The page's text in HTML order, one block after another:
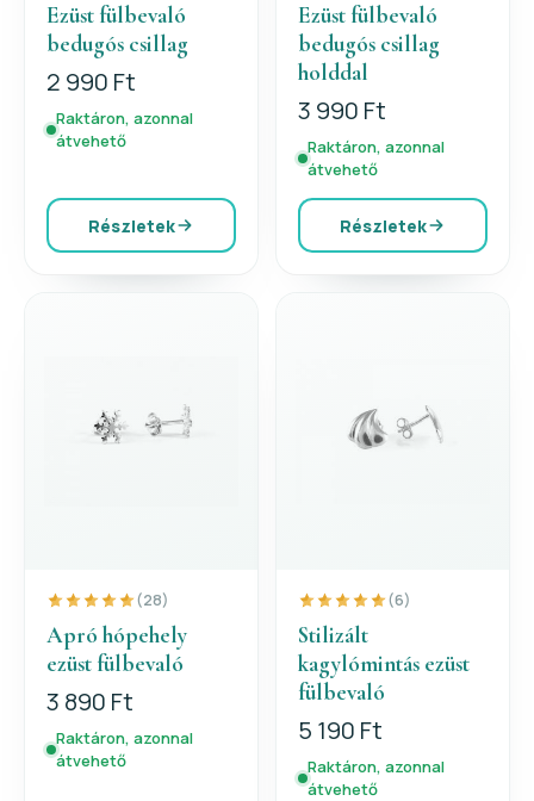
Ezüst fülbevaló
bedugós csillag
2 990 Ft
Raktáron, azonnal
átvehető
Részletek
Ezüst fülbevaló
bedugós csillag
holddal
3 990 Ft
Raktáron, azonnal
átvehető
Részletek
(28)
Apró hópehely
ezüst fülbevaló
3 890 Ft
Raktáron, azonnal
átvehető
(6)
Stilizált
kagylómintás ezüst
fülbevaló
5 190 Ft
Raktáron, azonnal
átvehető